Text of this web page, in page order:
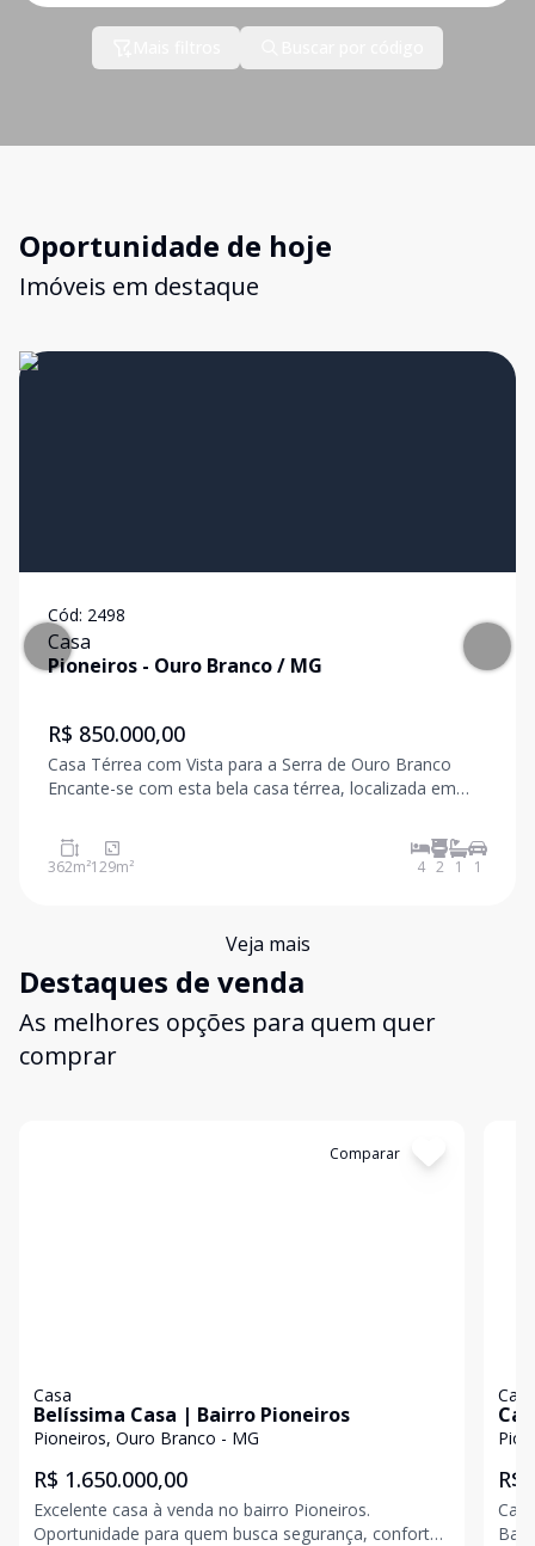
Oportunidade de hoje
Imóveis em destaque
Cód: 2498
Casa
Pioneiros - Ouro Branco/ MG
R$ 850.000,00
Casa Térrea com Vista para a Serra de Ouro Branco
Encante-se com esta bela casa térrea, localizada em
Serra de Ouro Branco - um verdadeiro diferencial para
quem valoriza tranquilidade e contato com a
362m²129m² 4 2 1 1
Veja mais
Destaques de venda
As melhores opções para quem quer
comprar
Comparar
Casa
Belíssima Casa | Bairro Pioneiros
Pioneiros, Ouro Branco - MG
R$ 1.650.000,00
Excelente casa à venda no bairro Pioneiros.
Oportunidade para quem busca segurança, conforto
Casa
R$